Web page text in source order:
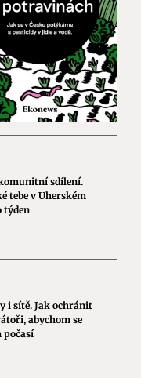
sdílení.
tebe v Uherském
týden
i sítě. Jak ochránit
abychom se
počasí